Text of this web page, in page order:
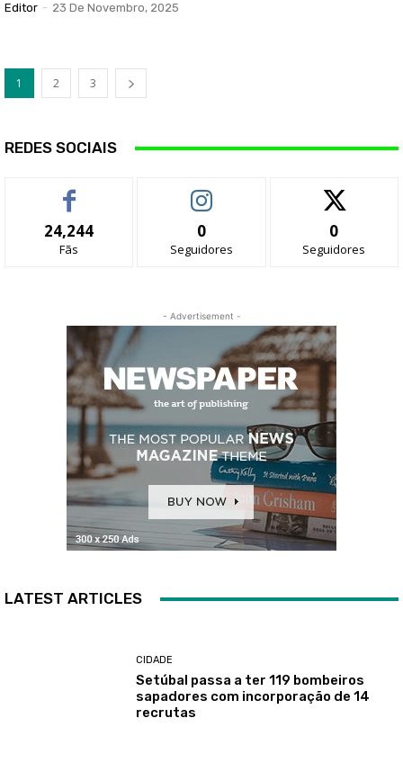
Editor - 23 De Novembro, 2025
1 2 3
REDES SOCIAIS
24,244
Fãs
0
Seguidores
0
Seguidores
- Advertisement -
LATEST ARTICLES
CIDADE
Setúbal passa a ter 119 bombeiros
sapadores com incorporação de 14
recrutas